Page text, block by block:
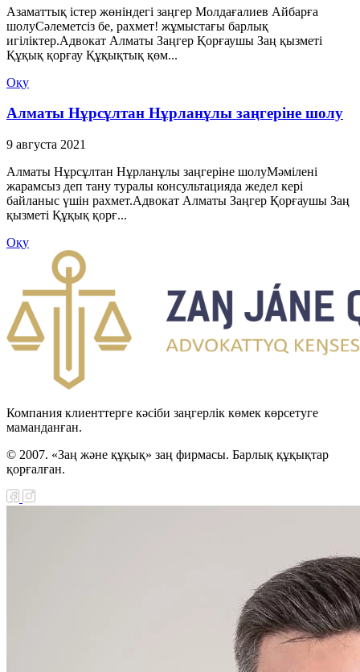
Азаматтық істер жөніндегі заңгер Молдағалиев Айбарға
шолуСәлеметсіз бе, рахмет! жұмыстағы барлық
игіліктер.Адвокат Алматы Заңгер Қорғаушы Заң қызметі
Құқық қорғау Құқықтық қөм...
Оқу
Алматы Нұрсұлтан Нұрланұлы заңгеріне шолу
9 августа 2021
Алматы Нұрсұлтан Нұрланұлы заңгеріне шолуМәмілені
жарамсыз деп тану туралы консультацияда жедел кері
байланыс үшін рахмет.Адвокат Алматы Заңгер Қорғаушы Заң
қызметі Құқық қорғ...
Оқу
Компания клиенттерге кәсіби заңгерлік көмек көрсетуге
маманданған.
© 2007. «Заң және құқық» заң фирмасы. Барлық құқықтар
қорғалған.